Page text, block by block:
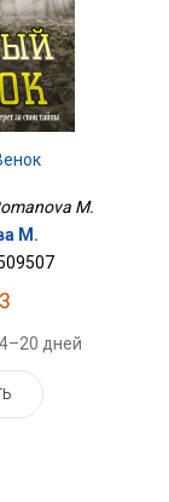
M.
М.
дней